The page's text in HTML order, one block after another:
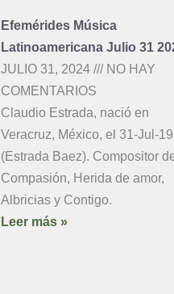
Efemérides Música
Latinoamericana Julio 31
JULIO 31, 2024
NO HAY
COMENTARIOS
Claudio Estrada, nació en
Veracruz, México, el 31-Jul-
(Estrada Baez). Compositor
Compasión, Herida de amor,
Albricias y Contigo.
Leer más »